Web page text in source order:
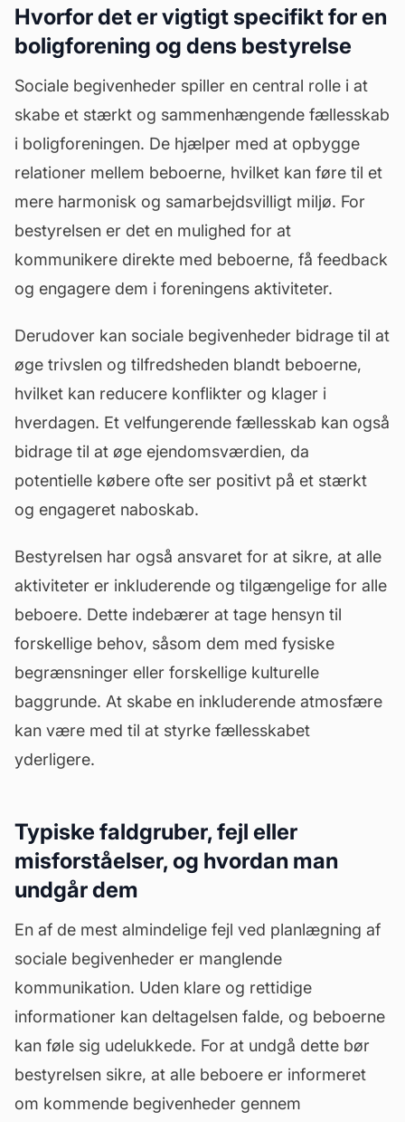
Hvorfor det er vigtigt specifikt for en
boligforening og dens bestyrelse
Sociale begivenheder spiller en central rolle i at
skabe et stærkt og sammenhængende fællesskab
i boligforeningen. De hjælper med at opbygge
relationer mellem beboerne, hvilket kan føre til et
mere harmonisk og samarbejdsvilligt miljø. For
bestyrelsen er det en mulighed for at
kommunikere direkte med beboerne, få feedback
og engagere dem i foreningens aktiviteter.
Derudover kan sociale begivenheder bidrage til at
øge trivslen og tilfredsheden blandt beboerne,
hvilket kan reducere konflikter og klager i
hverdagen. Et velfungerende fællesskab kan også
bidrage til at øge ejendomsværdien, da
potentielle købere ofte ser positivt på et stærkt
og engageret naboskab.
Bestyrelsen har også ansvaret for at sikre, at alle
aktiviteter er inkluderende og tilgængelige for alle
beboere. Dette indebærer at tage hensyn til
forskellige behov, såsom dem med fysiske
begrænsninger eller forskellige kulturelle
baggrunde. At skabe en inkluderende atmosfære
kan være med til at styrke fællesskabet
yderligere.
Typiske faldgruber, fejl eller
misforståelser, og hvordan man
undgår dem
En af de mest almindelige fejl ved planlægning af
sociale begivenheder er manglende
kommunikation. Uden klare og rettidige
informationer kan deltagelsen falde, og beboerne
kan føle sig udelukkede. For at undgå dette bør
bestyrelsen sikre, at alle beboere er informeret
om kommende begivenheder gennem